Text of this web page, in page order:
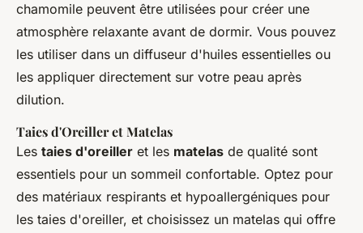
chamomile peuvent être utilisées pour créer une
atmosphère relaxante avant de dormir. Vous pouvez
les utiliser dans un diffuseur d'huiles essentielles ou
les appliquer directement sur votre peau après
dilution.
Taies d'Oreiller et Matelas
Les taies d'oreiller et les matelas de qualité sont
essentiels pour un sommeil confortable. Optez pour
des matériaux respirants et hypoallergéniques pour
les taies d'oreiller, et choisissez un matelas qui offre